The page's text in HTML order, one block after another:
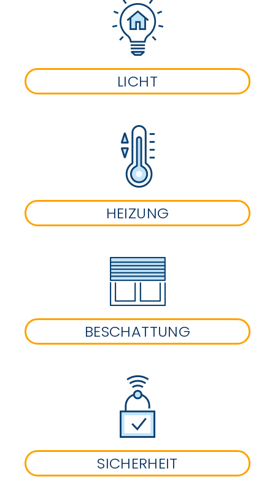
LICHT
HEIZUNG
BESCHATTUNG
SICHERHEIT